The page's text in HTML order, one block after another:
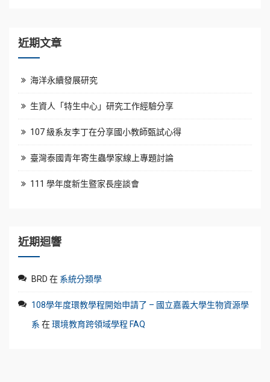
近期文章
海洋永續發展研究
生資人「特生中心」研究工作經驗分享
107 級系友李丁在分享國小教師甄試心得
臺灣泰國青年寄生蟲學家線上專題討論
111 學年度新生暨家長座談會
近期迴響
BRD 在 系統分類學
108學年度環教學程開始申請了 – 國立嘉義大學生物資源學
系 在環境教育跨領域學程 FAQ